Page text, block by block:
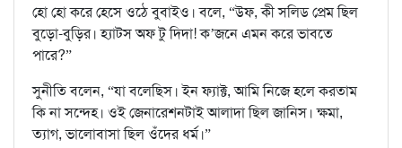
হো হো করে হেসে ওঠে বুবাইও। বলে, “উফ, কী সলিড প্রেম ছিল
বুড়ো-বুড়ির। হ্যাটস অফ টু দিদা! ক’জনে এমন করে ভাবতে
পারে?”
সুনীতি বলেন, “যা বলেছিস। ইন ফ্যাক্ট, আমি নিজে হলে করতাম
কি না সন্দেহ। ওই জেনারেশনটাই আলাদা ছিল জানিস। ক্ষমা,
ত্যাগ, ভালোবাসা ছিল ওঁদের ধর্ম।”